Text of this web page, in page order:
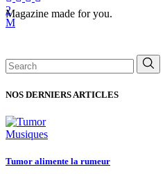
Magazine made for you.
Search
for:
NOS DERNIERS ARTICLES
Musiques
Tumor alimente la rumeur